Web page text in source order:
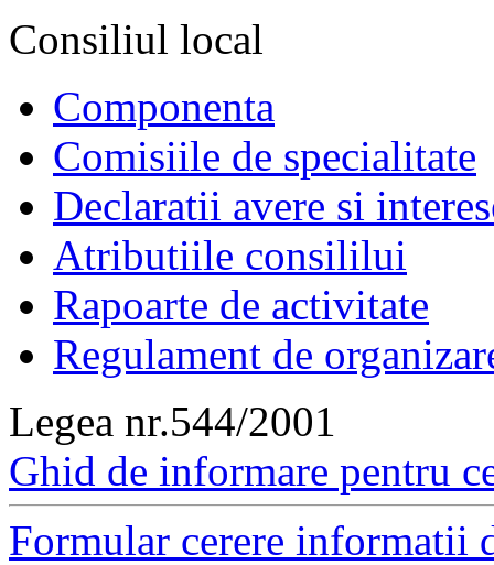
Consiliul local
Componenta
Comisiile de specialitate
Declaratii avere si
Atributiile consililui
Rapoarte de activitate
Regulament de
Legea nr.544/2001
Ghid de informare pentru
Formular cerere informatii